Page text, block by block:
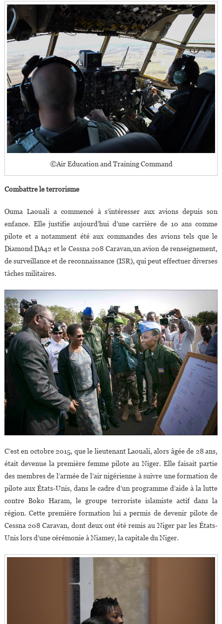
©Air Education and Training Command
Combattre le terrorisme
Ouma Laouali a commencé à s’intéresser aux avions depuis son
enfance. Elle justifie aujourd’hui d’une carrière de 10 ans comme
pilote et a notamment été aux commandes des avions tels que le
Diamond DA42 et le Cessna 208 Caravan,un avion de renseignement,
de surveillance et de reconnaissance (ISR), qui peut effectuer diverses
tâches militaires.
C’est en octobre 2015, que le lieutenant Laouali, alors âgée de 28 ans,
était devenue la première femme pilote au Niger. Elle faisait partie
des membres de l’armée de l’air nigérienne à suivre une formation de
pilote aux États-Unis, dans le cadre d’un programme d’aide à la lutte
contre Boko Haram, le groupe terroriste islamiste actif dans la
région. Cette première formation lui a permis de devenir pilote de
Cessna 208 Caravan, dont deux ont été remis au Niger par les États-
Unis lors d’une cérémonie à Niamey, la capitale du Niger.